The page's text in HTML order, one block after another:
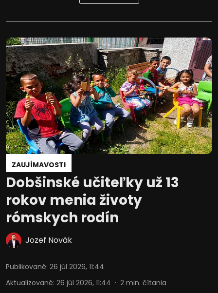
ZAUJÍMAVOSTI
Dobšinské učiteľky už 13
rokov menia životy
rómskych rodín
Jozef Novák
Publikované: 26 júl 2026, 11:44
Aktualizované: 26 júl 2026, 11:44 2 min. čítania